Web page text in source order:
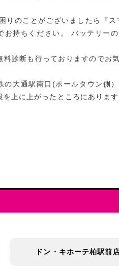
りのことがございましたら『ス
お持ちください。 バッテリー
料診断も行っておりますのでお
の大通駅南口(ポールタウン側
を上に上がったところにありま
ドン・キホーテ柏駅前